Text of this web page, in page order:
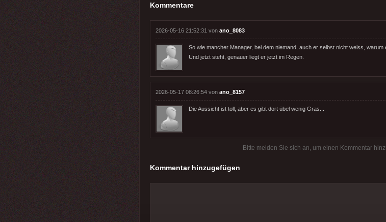
Kommentare
2026-05-16 21:52:31 von ano_8083
So wie mancher Manager, bei dem niemand, auch er selbst nicht weiss, warum
Und jetzt steht, genauer liegt er jetzt im Regen.
2026-05-17 08:26:54 von ano_8157
Die Aussicht ist toll, aber es gibt dort übel wenig Gras...
Bitte melden Sie sich an, um einen Kommentar
Kommentar hinzugefügen